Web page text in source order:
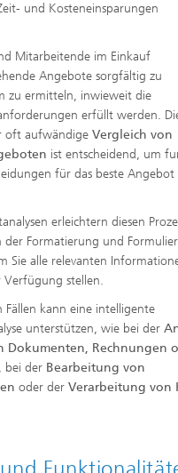
und Kosteneinsparungen
Mitarbeitende im Einkauf
Angebote sorgfältig zu
zu ermitteln, inwieweit die
erfüllt werden.
oft aufwändige Vergleich von
ist entscheidend, um
für das beste Angebot
erleichtern diesen
der Formatierung und
Sie alle relevanten
Verfügung stellen.
Fällen kann eine intelligente
unterstützen, wie bei der
Dokumenten, Rechnungen
, bei der Bearbeitung von
oder der Verarbeitung von